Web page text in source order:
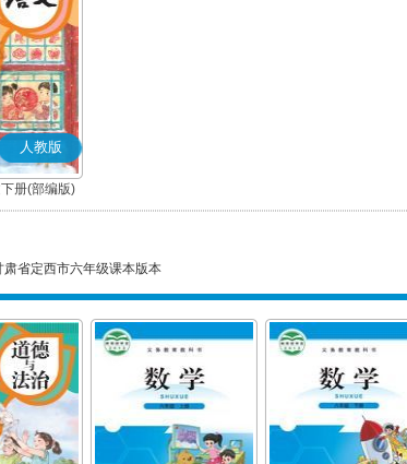
人教版
册(部编版)
肃省定西市六年级课本版本